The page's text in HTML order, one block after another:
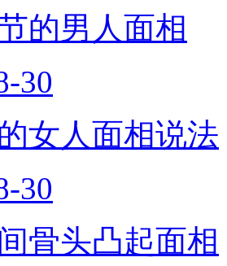
的男人面相
30
女人面相说法
30
骨头凸起面相